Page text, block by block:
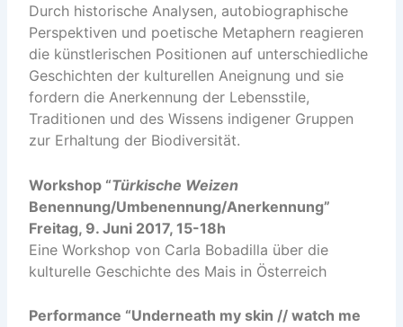
Durch historische Analysen, autobiographische
Perspektiven und poetische Metaphern reagieren
die künstlerischen Positionen auf unterschiedliche
Geschichten der kulturellen Aneignung und sie
fordern die Anerkennung der Lebensstile,
Traditionen und des Wissens indigener Gruppen
zur Erhaltung der Biodiversität.
Workshop “Türkische Weizen
Benennung/Umbenennung/Anerkennung”
Freitag, 9. Juni 2017, 15-18h
Eine Workshop von Carla Bobadilla über die
kulturelle Geschichte des Mais in Österreich
Performance “Underneath my skin // watch me